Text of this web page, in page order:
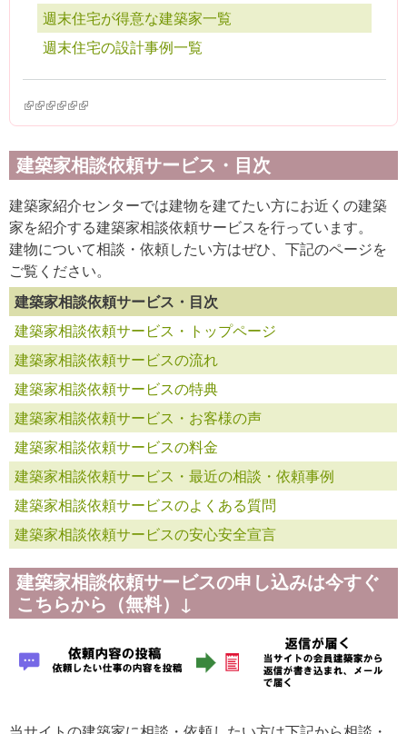
週末住宅が得意な建築家一覧
週末住宅の設計事例一覧
(link is external)
(link is external)
(link is external)
(link is external)
(link is external)
(link is external)
建築家相談依頼サービス・目次
建築家紹介センターでは建物を建てたい方にお近くの建築
家を紹介する建築家相談依頼サービスを行っています。
建物について相談・依頼したい方はぜひ、下記のページを
ご覧ください。
建築家相談依頼サービス・目次
建築家相談依頼サービス・トップページ
建築家相談依頼サービスの流れ
建築家相談依頼サービスの特典
建築家相談依頼サービス・お客様の声
建築家相談依頼サービスの料金
建築家相談依頼サービス・最近の相談・依頼事例
建築家相談依頼サービスのよくある質問
建築家相談依頼サービスの安心安全宣言
建築家相談依頼サービスの申し込みは今すぐ
こちらから（無料）↓